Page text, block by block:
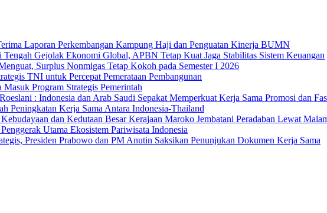
Laporan Perkembangan Kampung Haji dan Penguatan Kinerja BUMN
Gejolak Ekonomi Global, APBN Tetap Kuat Jaga Stabilitas Sistem Keuangan
Surplus Nonmigas Tetap Kokoh pada Semester I 2026
TNI untuk Percepat Pemerataan Pembangunan
Program Strategis Pemerintah
: Indonesia dan Arab Saudi Sepakat Memperkuat Kerja Sama Promosi dan
Peningkatan Kerja Sama Antara Indonesia-Thailand
dan Kedutaan Besar Kerajaan Maroko Jembatani Peradaban Lewat
Utama Ekosistem Pariwisata Indonesia
Presiden Prabowo dan PM Anutin Saksikan Penunjukan Dokumen Kerja Sama